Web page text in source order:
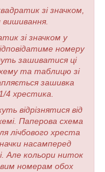
зі значком,
зі значком у
номеру
зашиватися ці
та таблицю зі
зашивка
4 хрестика.
відрізнятися від
Паперова схема
лічбового хреста
насамперед
Але кольори ниток
номерам обох